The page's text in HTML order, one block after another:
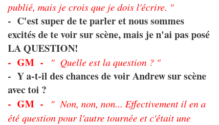
publié, mais je crois que je dois l'écrire. "
- C'est super de te parler et nous sommes
excités de te voir sur scène, mais je n'ai pas posé
LA QUESTION!
- GM -
" Quelle est la question ? "
- Y a-t-il des chances de voir Andrew sur scène
avec toi ?
- GM -
" Non, non, non... Effectivement il en a
été question pour l'autre tournée et c'était une